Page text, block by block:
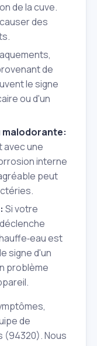
de la cuve.
des
de
le signe
ou d'un
malodorante:
avec une
interne
peut
Si votre
est
signe d'un
problème
de
(94320). Nous